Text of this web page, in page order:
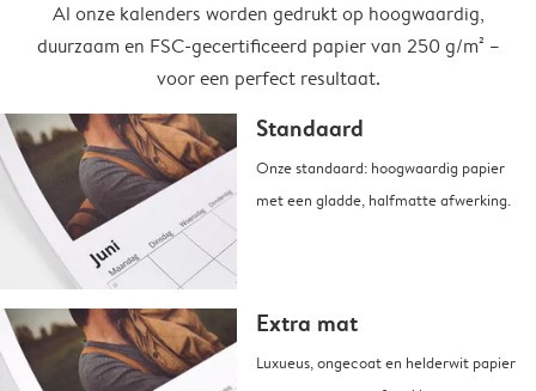
Al onze kalenders worden gedrukt op hoogwaardig,
duurzaam en FSC-gecertificeerd papier van 250 g/m² –
voor een perfect resultaat.
Standaard
Onze standaard: hoogwaardig papier
met een gladde, halfmatte afwerking.
Extra mat
Luxueus, ongecoat en helderwit papier